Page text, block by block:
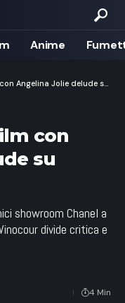
Anime
Jolie delude su Rotten Tomatoes
con
su
showroom Chanel a
divide critica e
4 Min